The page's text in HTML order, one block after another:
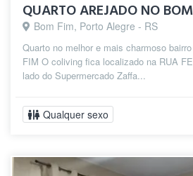
QUARTO AREJADO NO
Bom Fim, Porto Alegre - RS
Quarto no melhor e mais charmoso
FIM O coliving fica localizado na RUA
lado do Supermercado Zaffa...
Qualquer sexo